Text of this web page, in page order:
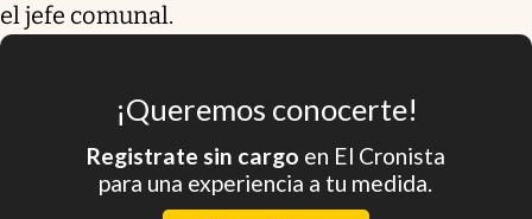
el jefe comunal.
¡Queremos conocerte!
Registrate sin cargo en El Cronista
para una experiencia a tu medida.